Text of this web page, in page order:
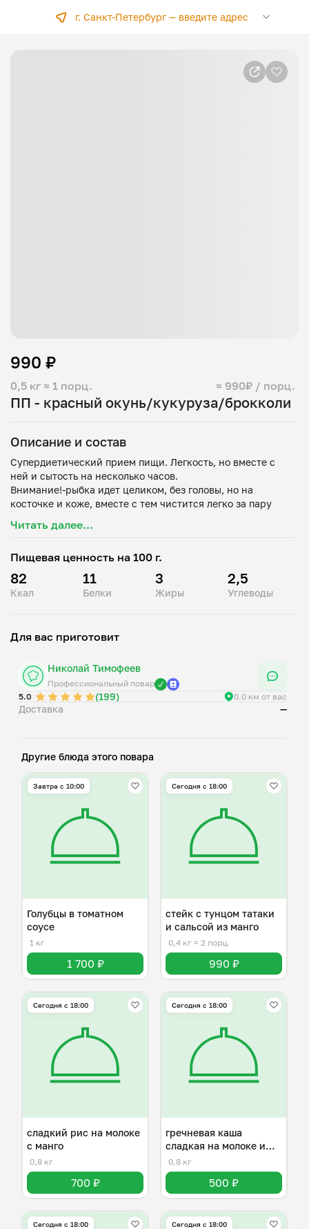
г. Санкт-Петербург —введите адрес
ПП - красный окунь/кукуруза/брокколи
0,5 кг ≈ 1 порц. ≈ 990₽ / порц.
990 ₽
Описание и состав
Супердиетический прием пищи. Легкость, но вместе с
ней и сытость на несколько часов.
Внимание!-рыбка идет целиком, без головы, но на
косточке и коже, вместе с тем чистится легко за пару
Читать далее...
Пищевая ценность на 100 г.
82
Ккал
11
Белки
3
Жиры
2,5
Углеводы
Для вас приготовит
Николай Тимофеев
Профессиональный повар
5.0
(199) 0.0 км от вас
Доставка —
Другие блюда этого повара
Завтра c 10:00
Голубцы в томатном
соусе
1 кг
1 700 ₽
Сегодня с 18:00
стейк с тунцом татаки
и сальсой из манго
0,4 кг ≈ 2 порц.
990 ₽
Сегодня с 18:00
сладкий рис на молоке
с манго
0,8 кг
700 ₽
Сегодня с 18:00
гречневая каша
сладкая на молоке и
сливочном масле
0,8 кг
500 ₽
Сегодня с 18:00 Сегодня с 18:00